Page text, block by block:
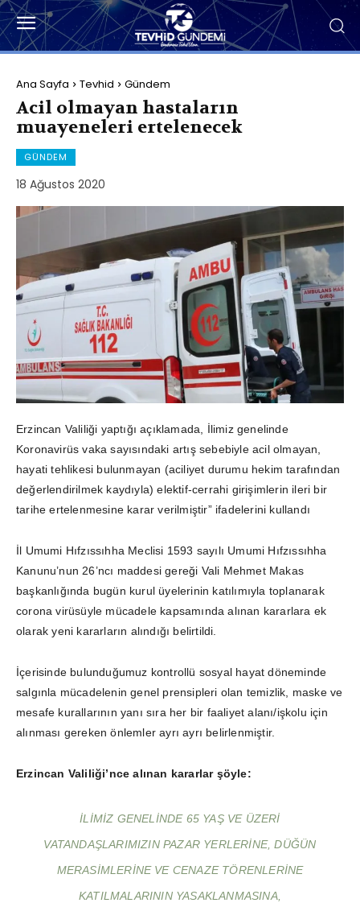
Ana Sayfa Tevhid Gündem
Acil olmayan hastaların
muayeneleri ertelenecek
GÜNDEM
18 Ağustos 2020
Erzincan Valiliği yaptığı açıklamada, İlimiz genelinde
Koronavirüs vaka sayısındaki artış sebebiyle acil olmayan,
hayati tehlikesi bulunmayan (aciliyet durumu hekim tarafından
değerlendirilmek kaydıyla) elektif-cerrahi girişimlerin ileri bir
tarihe ertelenmesine karar verilmiştir” ifadelerini kullandı
İl Umumi Hıfzıssıhha Meclisi 1593 sayılı Umumi Hıfzıssıhha
Kanunu’nun 26’ncı maddesi gereği Vali Mehmet Makas
başkanlığında bugün kurul üyelerinin katılımıyla toplanarak
corona virüsüyle mücadele kapsamında alınan kararlara ek
olarak yeni kararların alındığı belirtildi.
İçerisinde bulunduğumuz kontrollü sosyal hayat döneminde
salgınla mücadelenin genel prensipleri olan temizlik, maske ve
mesafe kurallarının yanı sıra her bir faaliyet alanı/işkolu için
alınması gereken önlemler ayrı ayrı belirlenmiştir.
Erzincan Valiliği’nce alınan kararlar şöyle:
İLIMIZ GENELINDE 65 YAŞ VE ÜZERI
VATANDAŞLARIMIZIN PAZAR YERLERINE, DÜĞÜN
MERASIMLERINE VE CENAZE TÖRENLERINE
KATILMALARININ YASAKLANMASINA,